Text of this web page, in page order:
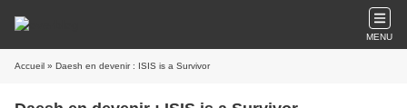
MENU
Accueil » Daesh en devenir : ISIS is a Survivor